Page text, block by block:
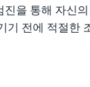
진을 통해 자신
기 전에 적절한